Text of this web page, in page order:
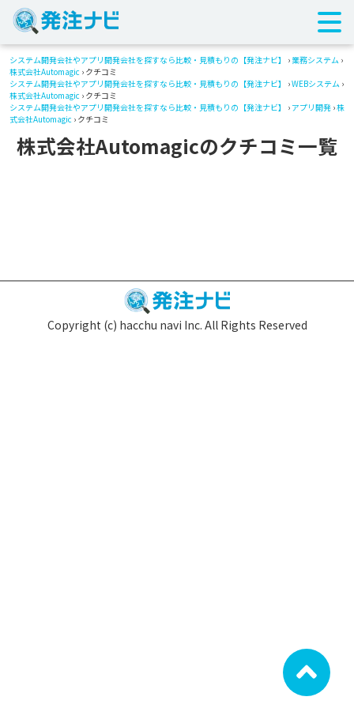
システム開発会社やアプリ開発会社を探すなら比較・見積もりの【発注ナビ】 › 業務システム ›
株式会社Automagic › クチコミ
システム開発会社やアプリ開発会社を探すなら比較・見積もりの【発注ナビ】
›WEBシステム ›
株式会社Automagic › クチコミ
システム開発会社やアプリ開発会社を探すなら比較・見積もりの【発注ナビ】
› アプリ開発 ›株
式会社Automagic › クチコミ
株式会社Automagicのクチコミ一覧
Copyright (c) hacchu navi Inc. All Rights Reserved